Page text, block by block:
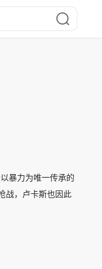
暴力为唯一传承的
战，卢卡斯也因此